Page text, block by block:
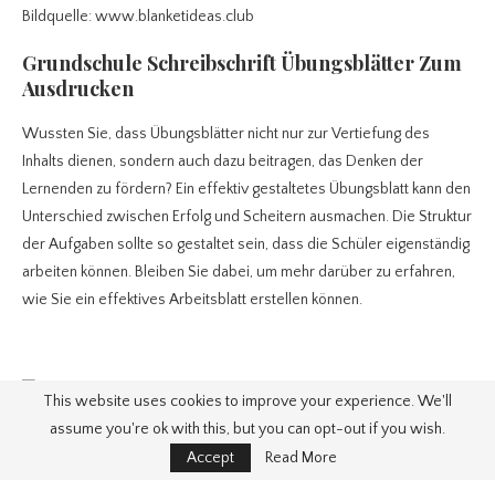
Bildquelle: www.blanketideas.club
Grundschule Schreibschrift Übungsblätter Zum
Ausdrucken
Wussten Sie, dass Übungsblätter nicht nur zur Vertiefung des
Inhalts dienen, sondern auch dazu beitragen, das Denken der
Lernenden zu fördern? Ein effektiv gestaltetes Übungsblatt kann den
Unterschied zwischen Erfolg und Scheitern ausmachen. Die Struktur
der Aufgaben sollte so gestaltet sein, dass die Schüler eigenständig
arbeiten können. Bleiben Sie dabei, um mehr darüber zu erfahren,
wie Sie ein effektives Arbeitsblatt erstellen können.
This website uses cookies to improve your experience. We'll
assume you're ok with this, but you can opt-out if you wish.
Accept
Read More